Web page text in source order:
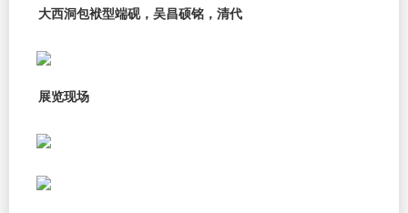
大西洞包袱型端砚，吴昌硕铭，清代
展览现场